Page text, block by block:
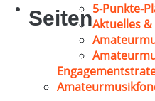
Seiten5-Punkte-
Aktuelles